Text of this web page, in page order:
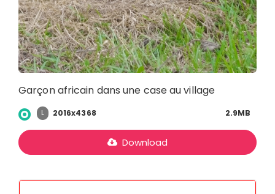
Garçon africain dans une case au village
L 2016x4368 2.9MB
Download